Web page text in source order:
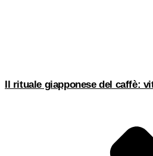
Il rituale giapponese del caffè: